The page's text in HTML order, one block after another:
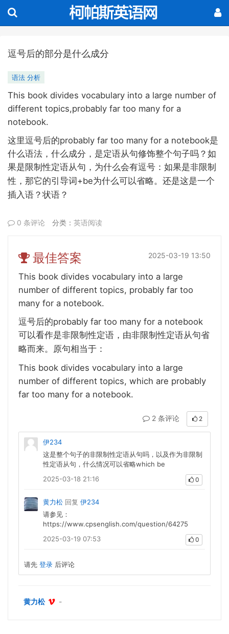
逗号后的部分是什么成分
语法 分析
This book divides vocabulary into a large number of
different topics,probably far too many for a
notebook.
这里逗号后的probably far too many for a notebook是
什么语法，什么成分，是定语从句修饰整个句子吗？如
果是限制性定语从句，为什么会有逗号：如果是非限制
性，那它的引导词 +be为什么可以省略。 还是这是一个
插入语？状语？
0 条评论 分类： 英语阅读
最佳答案 2025-03-19 13:50
This book divides vocabulary into a large
number of different topics, probably far too
many for a notebook.
逗号后的probably far too many for a notebook
可以看作是非限制性定语，由非限制性定语从句省
略而来。原句相当于：
This book divides vocabulary into a large
number of different topics, which are probably
far too many for a notebook.
2 条评论 2
伊234
这是整个句子的非限制性定语从句吗，以及作为非限制
性定语从句，什么情况可以省略which be
2025-03-18 21:16
0
黄力松 回复 伊234
请参见：
https://www.cpsenglish.com/question/64275
2025-03-19 07:53
0
请先 登录 后评论
黄力松 -